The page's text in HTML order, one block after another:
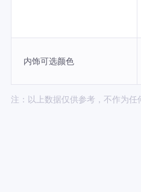
内饰可选颜色
注：以上数据仅供参考，不作为